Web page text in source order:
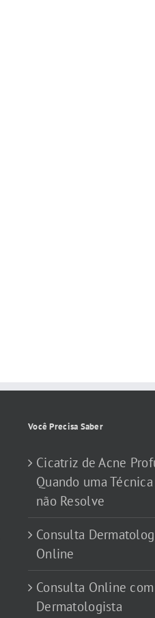
Você Precisa Saber
Cicatriz de Acne
Quando uma
não Resolve
Consulta
Online
Consulta Online com
Dermatologista